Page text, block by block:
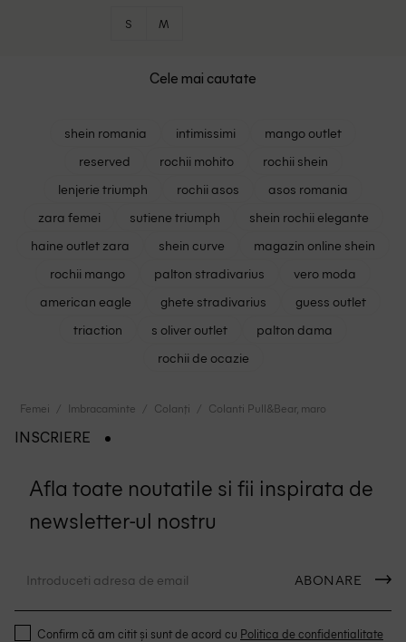
S M
Cele mai cautate
shein romania intimissimi
mango outlet
reserved
rochii mohito
rochii shein
lenjerie triumph
rochii asos
asos romania
zara femei
sutiene triumph
shein rochii elegante
haine outlet zara
shein curve
magazin online shein
rochii mango
palton stradivarius
vero moda
american eagle
ghete stradivarius
guess outlet
triaction
s oliver outlet
palton dama
rochii de ocazie
Femei Imbracaminte Colanți Colanti Pull&Bear, maro
INSCRIERE
Afla toate noutatile si fii inspirata de
newsletter-ul nostru
ABONARE
Confirm că am citit și sunt de acord cu Politica de confidentialitate